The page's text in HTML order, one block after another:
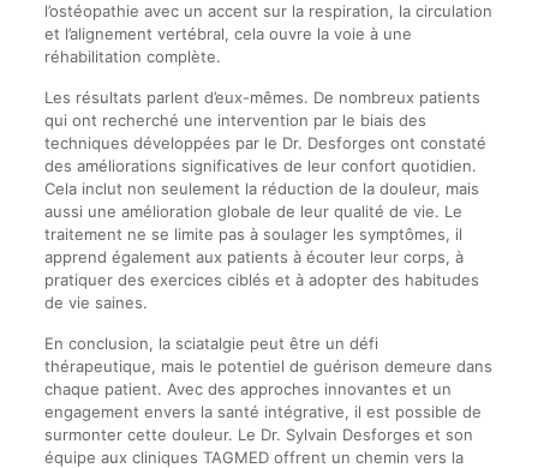
l’ostéopathie avec un accent sur la respiration, la circulation
et l’alignement vertébral, cela ouvre la voie à une
réhabilitation complète.
Les résultats parlent d’eux-mêmes. De nombreux patients
qui ont recherché une intervention par le biais des
techniques développées par le Dr. Desforges ont constaté
des améliorations significatives de leur confort quotidien.
Cela inclut non seulement la réduction de la douleur, mais
aussi une amélioration globale de leur qualité de vie. Le
traitement ne se limite pas à soulager les symptômes, il
apprend également aux patients à écouter leur corps, à
pratiquer des exercices ciblés et à adopter des habitudes
de vie saines.
En conclusion, la sciatalgie peut être un défi
thérapeutique, mais le potentiel de guérison demeure dans
chaque patient. Avec des approches innovantes et un
engagement envers la santé intégrative, il est possible de
surmonter cette douleur. Le Dr. Sylvain Desforges et son
équipe aux cliniques TAGMED offrent un chemin vers la